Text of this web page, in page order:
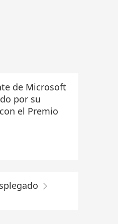
de Microsoft
por su
el Premio